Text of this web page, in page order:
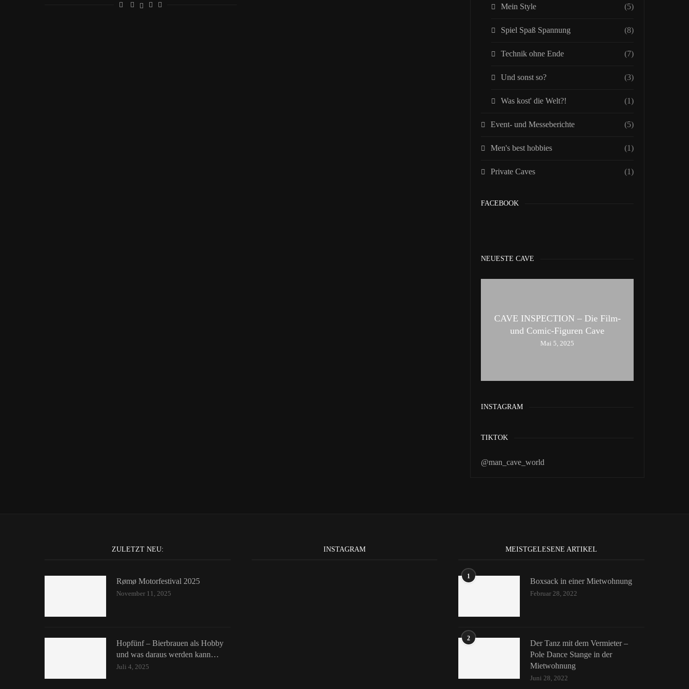
Mein Style (5)
Spiel Spaß Spannung (8)
Technik ohne Ende (7)
Und sonst so? (3)
Was kost' die Welt?! (1)
Event- und Messeberichte (5)
Men's best hobbies (1)
Private Caves (1)
FACEBOOK
NEUESTE CAVE
CAVE INSPECTION – Die Film-
und Comic-Figuren Cave
Mai 5, 2025
INSTAGRAM
TIKTOK
@man_cave_world
ZULETZT NEU:
Rømø Motorfestival 2025
November 11, 2025
Hopfünf – Bierbrauen als Hobby
und was daraus werden kann…
Juli 4, 2025
INSTAGRAM MEISTGELESENE ARTIKEL
1
Boxsack in einer Mietwohnung
Februar 28, 2022
2
Der Tanz mit dem Vermieter –
Pole Dance Stange in der
Mietwohnung
Juni 28, 2022